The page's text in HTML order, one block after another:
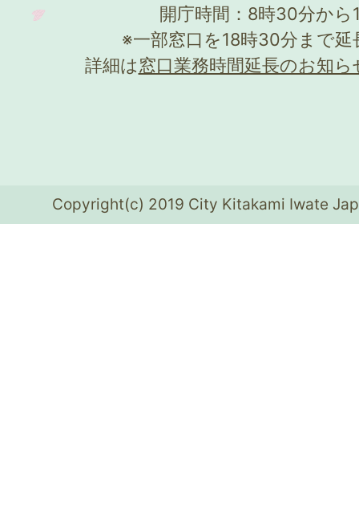
開庁時間：8時30分か
※一部窓口を18時30分まで
詳細は窓口業務時間延長のお知ら
Copyright(c) 2019 City Kitakami Iwate